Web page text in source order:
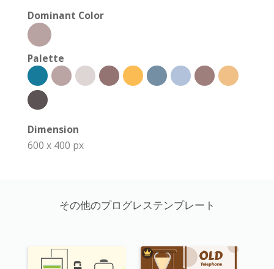
Dominant Color
Palette
Dimension
600 x 400 px
その他のプログレステンプレート